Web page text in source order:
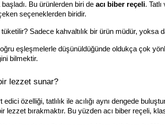
Bu ürünlerden biri de acı biber reçeli.
seçeneklerden biridir.
Sadece kahvaltılık bir ürün müdür, yoksa
eşleşmelerle düşünüldüğünde oldukça çok
bilmektir.
lezzet sunar?
edici özelliği, tatlılık ile acılığı aynı dengede
lezzet bırakmaktır. Bu yüzden acı biber reçeli,